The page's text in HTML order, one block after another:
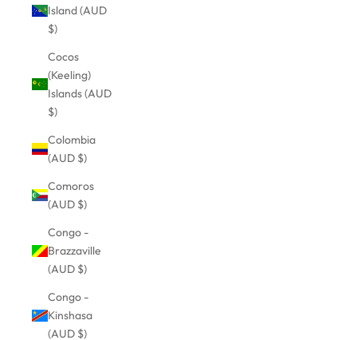
Island (AUD
$)
Cocos
(Keeling)
Islands (AUD
$)
Colombia
(AUD $)
Comoros
(AUD $)
Congo -
Brazzaville
(AUD $)
Congo -
Kinshasa
(AUD $)